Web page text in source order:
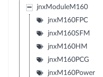
jnxModuleM160
jnxM160FPC
jnxM160SFM
jnxM160HM
jnxM160PCG
jnxM160Power